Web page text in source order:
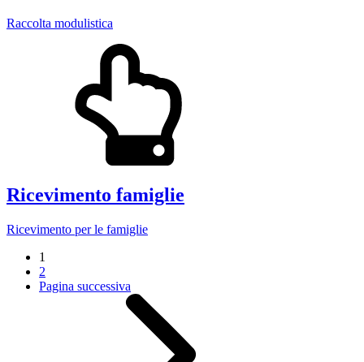
Raccolta modulistica
Ricevimento famiglie
Ricevimento per le famiglie
1
2
Pagina successiva